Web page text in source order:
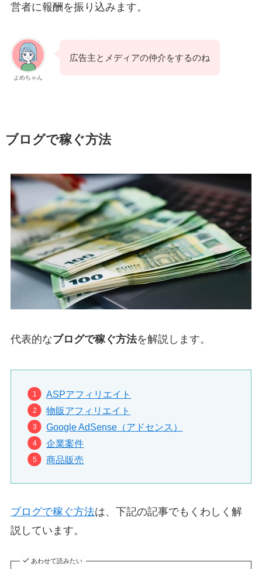
営者に報酬を振り込みます。
よめちゃん
広告主とメディアの仲介をするのね
ブログで稼ぐ方法
代表的なブログで稼ぐ方法を解説します。
ASPアフィリエイト
物販アフィリエイト
Google AdSense（アドセンス）
企業案件
商品販売
ブログで稼ぐ方法は、下記の記事でもくわしく解
説しています。
あわせて読みたい